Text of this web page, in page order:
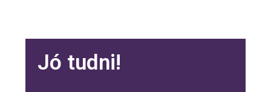
Jó tudni!